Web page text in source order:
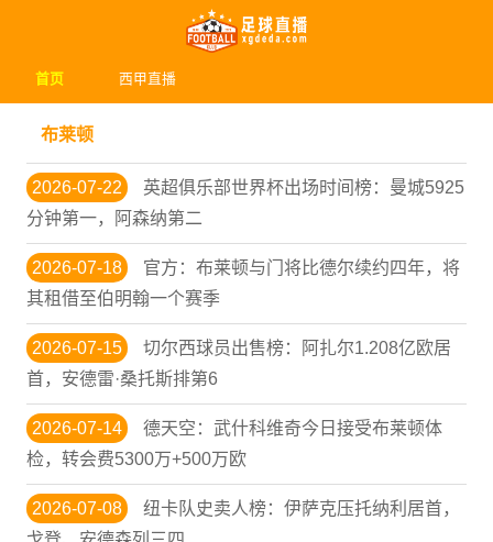
首页 西甲直播
布莱顿
2026-07-22
英超俱乐部世界杯出场时间榜：曼城5925
分钟第一，阿森纳第二
2026-07-18
官方：布莱顿与门将比德尔续约四年，将
其租借至伯明翰一个赛季
2026-07-15
切尔西球员出售榜：阿扎尔1.208亿欧居
首，安德雷·桑托斯排第6
2026-07-14
德天空：武什科维奇今日接受布莱顿体
检，转会费5300万+500万欧
2026-07-08
纽卡队史卖人榜：伊萨克压托纳利居首，